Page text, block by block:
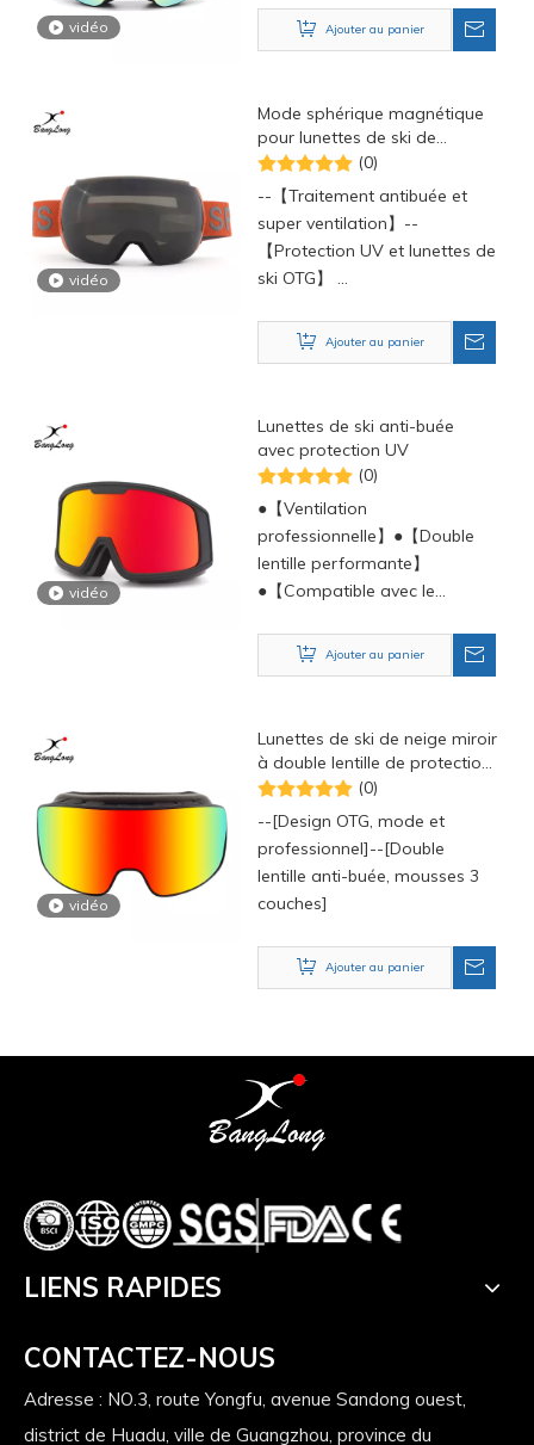
vidéo Ajouter au panier
vidéo
Mode sphérique magnétique
pour lunettes de ski de
snowboard (0)
--【Traitement antibuée et
super ventilation】--
【Protection UV et lunettes de
ski OTG】
confort maximum】
Ajouter au panier
vidéo
Lunettes de ski anti-buée
avec protection UV
(0)
●【Ventilation
professionnelle】●【Double
lentille performante】
●【Compatible avec le
Ajouter au panier
vidéo
Lunettes de ski de neige miroir
à double lentille de protection
UV400
(0)
--[Design OTG, mode et
professionnel]--[Double
lentille anti-buée, mousses 3
couches]
Ajouter au panier
LIENS RAPIDES
CONTACTEZ-NOUS
Adresse : NO.3, route Yongfu, avenue Sandong ouest,
district de Huadu, ville de Guangzhou, province du